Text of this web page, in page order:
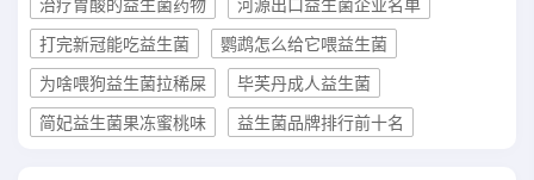
治疗胃酸的益生菌药物
河源出口益生菌企业名单
打完新冠能吃益生菌
鹦鹉怎么给它喂益生菌
为啥喂狗益生菌拉稀屎
毕芙丹成人益生菌
简妃益生菌果冻蜜桃味
益生菌品牌排行前十名